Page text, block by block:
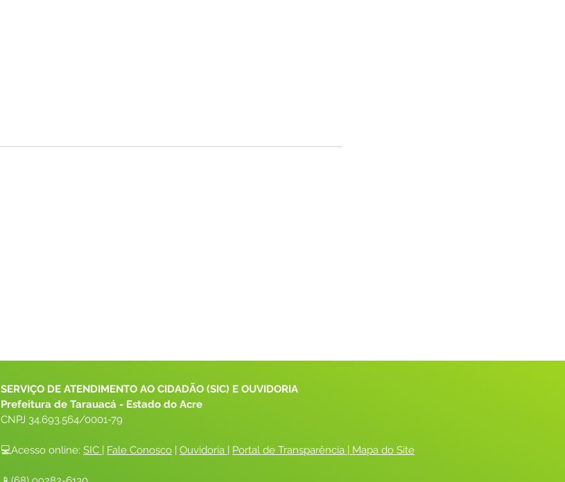
SERVIÇO DE ATENDIMENTO AO CIDADÃO (SIC) E OUVIDORIA
Prefeitura de Tarauacá - Estado do Acre
CNPJ 34.693.564/0001-79
💻Acesso online: SIC | Fale Conosco | Ouvidoria | Portal de Transparência | Mapa do Site